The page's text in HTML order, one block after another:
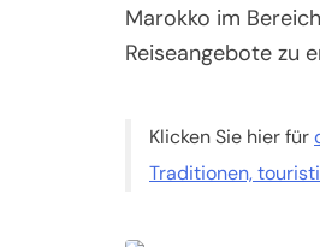
Marokko im
Reiseangebote zu
Klicken Sie hier für
Traditionen,